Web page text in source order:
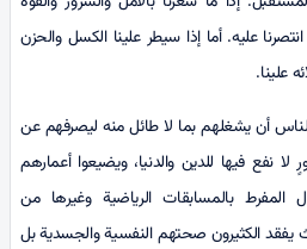
عليه. أما إذا سيطر علينا الكسل والحزن
علينا.
أن يشغلهم بما لا طائل منه ليصرفهم عن
لا نفع فيها للدين والدنيا، ويضيعوا أعمارهم
بالمسابقات الرياضية وغيرها من
يفقد الكثيرون صحتهم النفسية والجسدية بل